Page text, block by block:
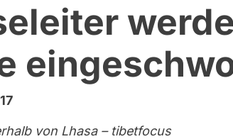
von Lhasa – tibetfocus